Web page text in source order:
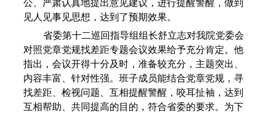
公、严肃认真地提出意见建议，进行提醒警醒，做到
见人见事见思想，达到了预期效果。
省委第十二巡回指导组组长舒立志对我院党委会
对照党章党规找差距专题会议效果给予充分肯定。他
指出，会议开得十分及时，准备较充分，主题突出、
内容丰富、针对性强。班子成员能结合党章党规，寻
找差距、检视问题、互相提醒警醒，咬耳扯袖，达到
互相帮助、共同提高的目的，符合省委的要求。为下